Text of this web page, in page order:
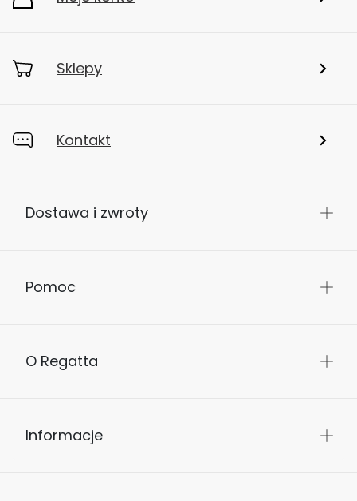
Sklepy
Kontakt
Dostawa i zwroty
Pomoc
O Regatta
Informacje